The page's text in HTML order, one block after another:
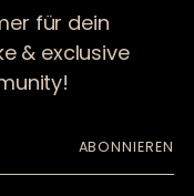
für dein
& exclusive
ABONNIEREN